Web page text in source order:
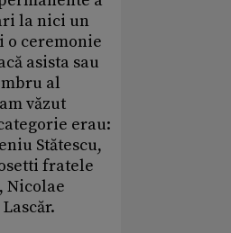
la nici un
o ceremonie
asista sau
al
văzut
erau:
Stătescu,
fratele
Nicolae